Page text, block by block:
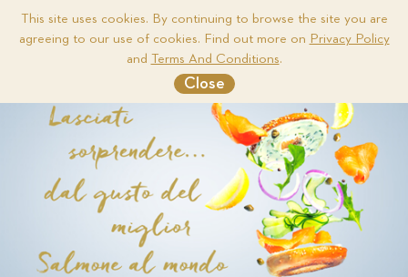
This site uses cookies. By continuing to browse the site you are
agreeing to our use of cookies. Find out more on Privacy Policy
and Terms And Conditions.
Close